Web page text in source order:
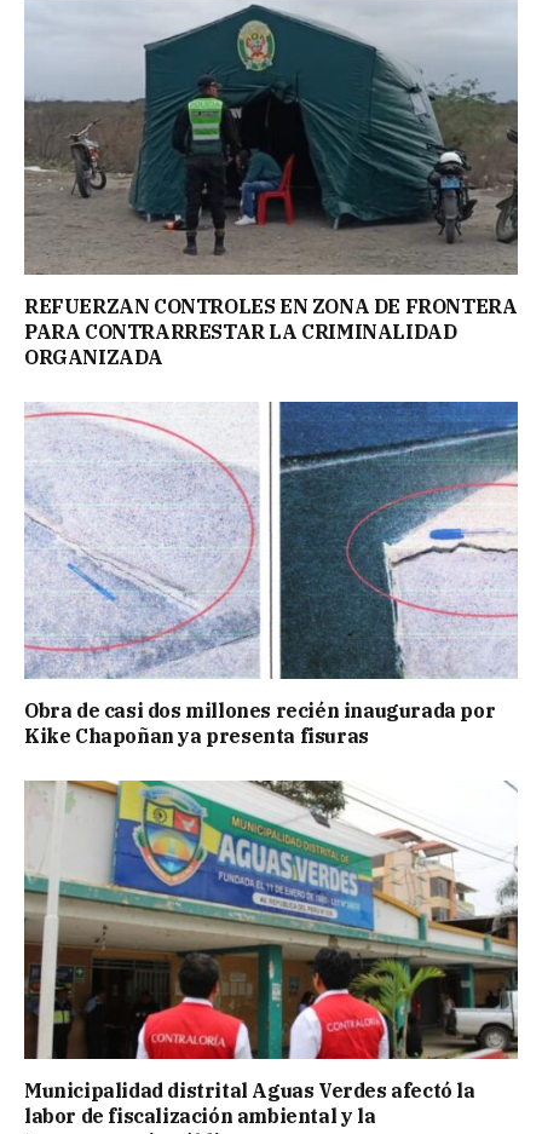
REFUERZAN CONTROLES EN ZONA DE FRONTERA
PARA CONTRARRESTAR LA CRIMINALIDAD
ORGANIZADA
Obra de casi dos millones recién inaugurada por
Kike Chapoñan ya presenta fisuras
Municipalidad distrital Aguas Verdes afectó la
labor de fiscalización ambiental y la